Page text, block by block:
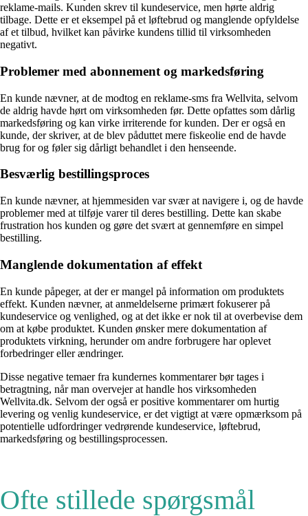
reklame-mails. Kunden skrev til kundeservice, men hørte aldrig
tilbage. Dette er et eksempel på et løftebrud og manglende opfyldelse
af et tilbud, hvilket kan påvirke kundens tillid til virksomheden
negativt.
Problemer med abonnement og markedsføring
En kunde nævner, at de modtog en reklame-sms fra Wellvita, selvom
de aldrig havde hørt om virksomheden før. Dette opfattes som dårlig
markedsføring og kan virke irriterende for kunden. Der er også en
kunde, der skriver, at de blev påduttet mere fiskeolie end de havde
brug for og føler sig dårligt behandlet i den henseende.
Besværlig bestillingsproces
En kunde nævner, at hjemmesiden var svær at navigere i, og de havde
problemer med at tilføje varer til deres bestilling. Dette kan skabe
frustration hos kunden og gøre det svært at gennemføre en simpel
bestilling.
Manglende dokumentation af effekt
En kunde påpeger, at der er mangel på information om produktets
effekt. Kunden nævner, at anmeldelserne primært fokuserer på
kundeservice og venlighed, og at det ikke er nok til at overbevise dem
om at købe produktet. Kunden ønsker mere dokumentation af
produktets virkning, herunder om andre forbrugere har oplevet
forbedringer eller ændringer.
Disse negative temaer fra kundernes kommentarer bør tages i
betragtning, når man overvejer at handle hos virksomheden
Wellvita.dk. Selvom der også er positive kommentarer om hurtig
levering og venlig kundeservice, er det vigtigt at være opmærksom på
potentielle udfordringer vedrørende kundeservice, løftebrud,
markedsføring og bestillingsprocessen.
Ofte stillede spørgsmål